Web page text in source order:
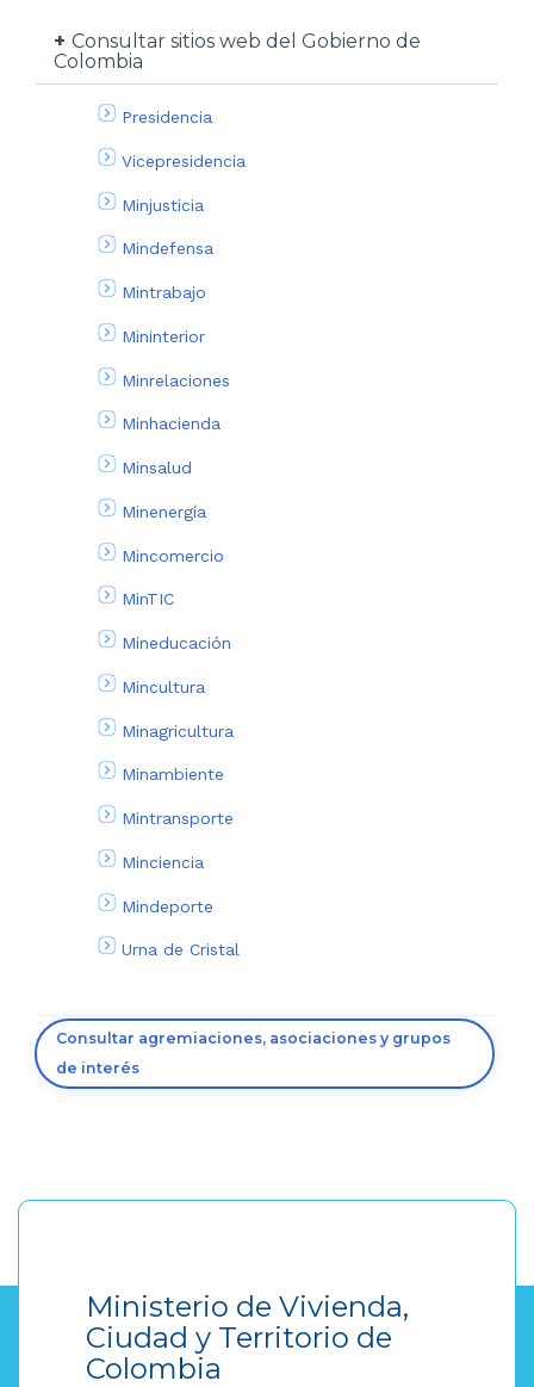
Consultar sitios web del Gobierno de
Colombia
Presidencia
Vicepresidencia
Minjusticia
Mindefensa
Mintrabajo
Mininterior
Minrelaciones
Minhacienda
Minsalud
Minenergía
Mincomercio
MinTIC
Mineducación
Mincultura
Minagricultura
Minambiente
Mintransporte
Minciencia
Mindeporte
Urna de Cristal
Consultar agremiaciones, asociaciones y grupos
de interés
Ministerio de Vivienda,
Ciudad y Territorio de
Colombia